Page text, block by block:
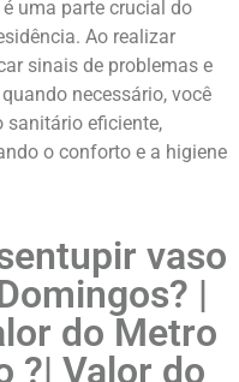
uma parte crucial do
Ao realizar
sinais de problemas e
necessário, você
sanitário eficiente,
o conforto e a higiene
vaso
? |
do Metro
?| Valor do